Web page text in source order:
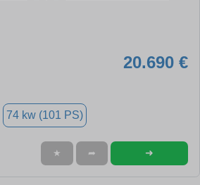
20.690 €
74 kw (101 PS)
★ ➦ ➜